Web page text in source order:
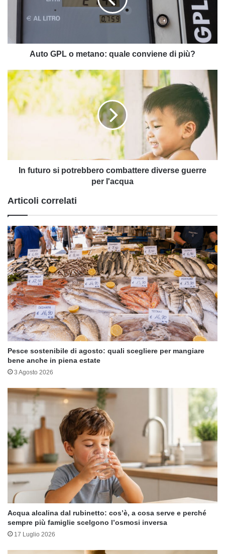
Auto GPL o metano: quale conviene di più?
In
futuro
si
potrebbero
combattere
l'acqua
In futuro si potrebbero combattere diverse guerre
per l'acqua
Articoli correlati
Pesce sostenibile di agosto: quali scegliere per mangiare
bene anche in piena estate
3 Agosto 2026
Acqua alcalina dal rubinetto: cos’è, a cosa serve e perché
sempre più famiglie scelgono l’osmosi inversa
17 Luglio 2026